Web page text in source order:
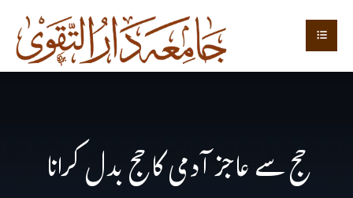
حج سے عاجز آدمی کا حج بدل کرانا